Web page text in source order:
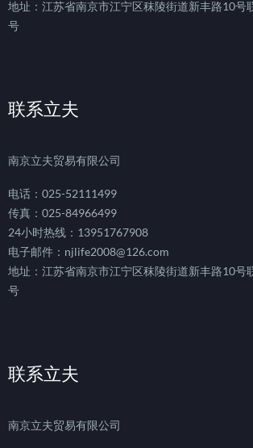
地址：江苏省南京市江宁区秣陵街道新丰路10号
号
联系立夫
南京立夫贸易有限公司
电话：025-52111499
传真：025-84966499
24小时热线：13951767908
电子邮件：njlife2008@126.com
地址：江苏省南京市江宁区秣陵街道新丰路10号
号
联系立夫
南京立夫贸易有限公司